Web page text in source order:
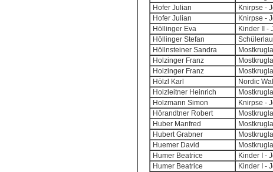
Hofer Julian
Knirpse -
Hofer Julian
Knirpse -
Höllinger Eva
Kinder II -
Höllinger Stefan
Höllnsteiner Sandra
Holzinger Franz
Holzinger Franz
Hölzl Karl
Nordic
Holzleitner Heinrich
Holzmann Simon
Knirpse -
Hörandtner Robert
Huber Manfred
Hubert Grabner
Huemer David
Humer Beatrice
Kinder I -
Humer Beatrice
Kinder I -